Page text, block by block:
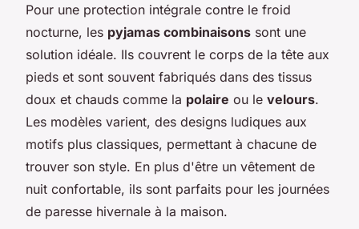
Pour une protection intégrale contre le froid
nocturne, les pyjamas combinaisons sont une
solution idéale. Ils couvrent le corps de la tête aux
pieds et sont souvent fabriqués dans des tissus
doux et chauds comme la polaire ou le velours.
Les modèles varient, des designs ludiques aux
motifs plus classiques, permettant à chacune de
trouver son style. En plus d'être un vêtement de
nuit confortable, ils sont parfaits pour les journées
de paresse hivernale à la maison.